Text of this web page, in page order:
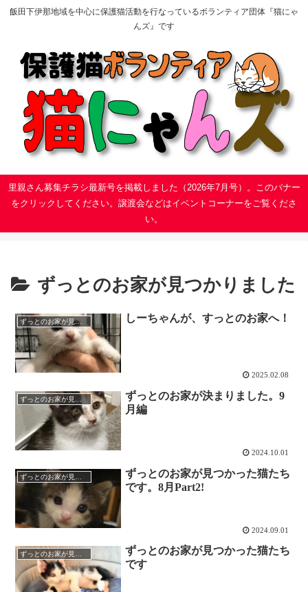
飯田下伊那地域を中心に保護猫活動を行なっているボランティア団体『猫にゃ
んズ』です
里親さん募集チラシ最新号を掲載しました（2026年7月号）。このバナー
をクリックしてください。譲渡会などはイベントコーナーをご覧くださ
い。
ずっとのお家が見つかりました
ずっとのお家が見つかりました しーちゃんが、すっとのお家へ！
2025.02.08
ずっとのお家が決まりました。9
月編
2024.10.01
ずっとのお家が見つかった猫たち
です。8月Part2!
2024.09.01
ずっとのお家が見つかりました
ずっとのお家が見つかった猫たち
です